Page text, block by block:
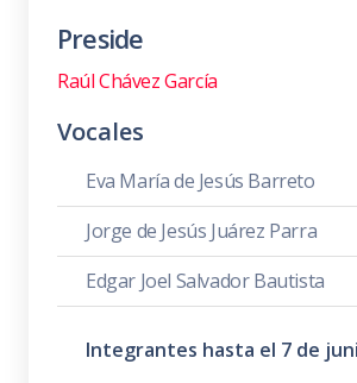
Preside
Raúl Chávez García
Vocales
Eva María de Jesús Barreto
Jorge de Jesús Juárez Parra
Edgar Joel Salvador Bautista
Integrantes hasta el 7 de